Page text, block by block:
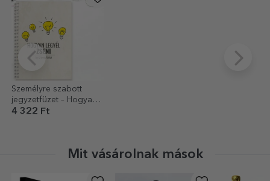
Személyre szabott
jegyzetfüzet – Hogyan
legyünk zsenik
4 322 Ft
Mit vásárolnak mások